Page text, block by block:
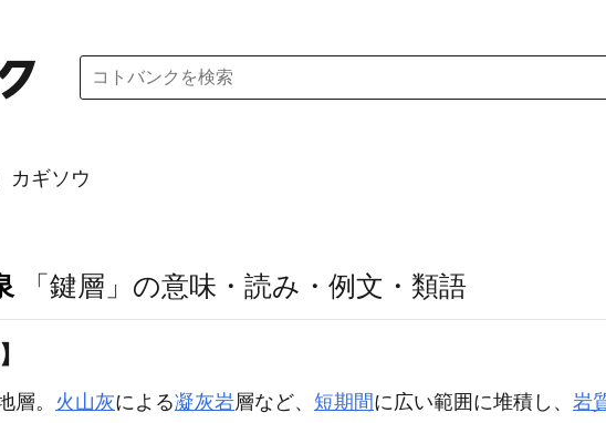
カギソウ
「鍵層」の意味・読み・例文・類語
層。 火山灰による凝灰岩層など、 短期間に広い範囲に堆積し、 岩